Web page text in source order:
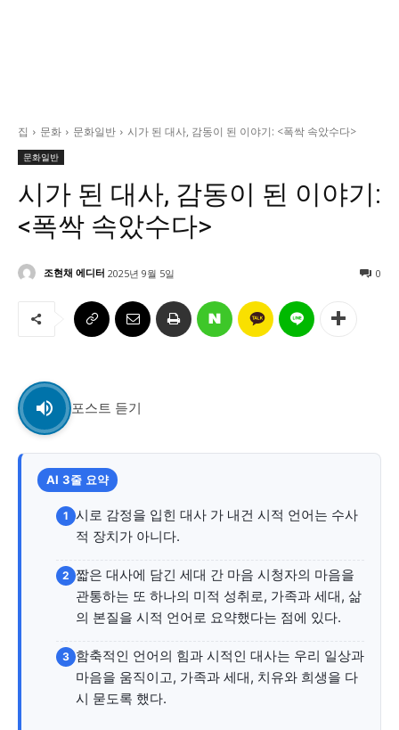
문화
전통문화
대중문화
교육일반
교육부
교육청
기획기사
공지사항
집 문화 문화일반 시가 된 대사, 감동이 된 이야기: <폭싹 속았수다>
문화일반
시가 된 대사, 감동이 된 이야기:
<폭싹 속았수다>
조현채 에디터 0
2025년 9월 5일
포스트 듣기
AI 3줄 요약
1 시로 감정을 입힌 대사 가 내건 시적 언어는 수사
적 장치가 아니다.
2 짧은 대사에 담긴 세대 간 마음 시청자의 마음을
관통하는 또 하나의 미적 성취로, 가족과 세대, 삶
의 본질을 시적 언어로 요약했다는 점에 있다.
3 함축적인 언어의 힘과 시적인 대사는 우리 일상과
마음을 움직이고, 가족과 세대, 치유와 희생을 다
시 묻도록 했다.